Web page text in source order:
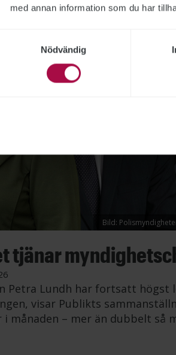
med annan information som du har
Nödvändig
Bild:
tjänar
Petra Lundh har fortsatt högst
visar Publikts
i månaden – mer än dubbelt så